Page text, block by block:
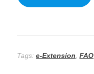
Tags: e-Extension FAO